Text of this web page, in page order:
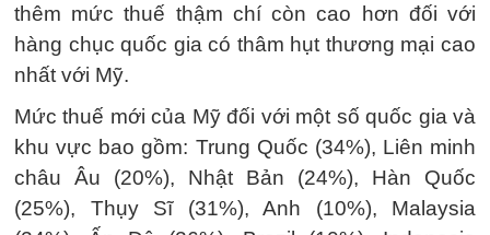
thêm mức thuế thậm chí còn cao hơn đối với
hàng chục quốc gia có thâm hụt thương mại cao
nhất với Mỹ.
Mức thuế mới của Mỹ đối với một số quốc gia và
khu vực bao gồm: Trung Quốc (34%), Liên minh
châu Âu (20%), Nhật Bản (24%), Hàn Quốc
(25%), Thụy Sĩ (31%), Anh (10%), Malaysia